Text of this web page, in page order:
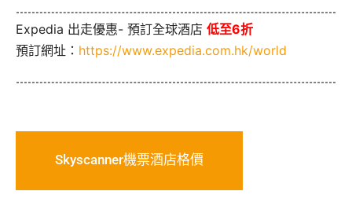
Expedia 出走優惠- 預訂全球酒店 低至6折
預訂網址： https://www.expedia.com.hk/world
Skyscanner機票酒店格價